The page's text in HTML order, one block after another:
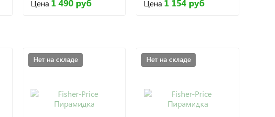
Цена 1 490 руб Цена 1 154 руб
Нет на складе Нет на складе